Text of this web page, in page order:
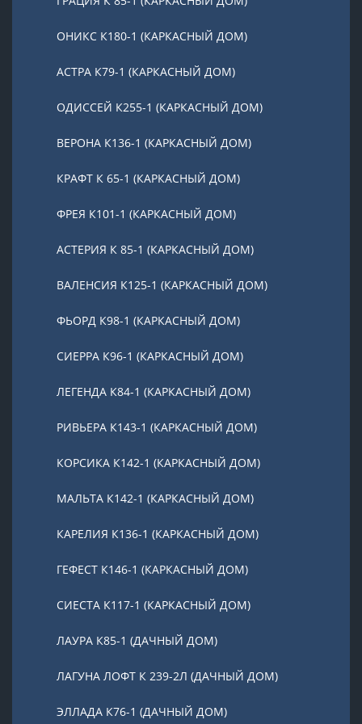
ОНИКС К180-1 (КАРКАСНЫЙ ДОМ)
АСТРА К79-1 (КАРКАСНЫЙ ДОМ)
ОДИССЕЙ К255-1 (КАРКАСНЫЙ ДОМ)
ВЕРОНА К136-1 (КАРКАСНЫЙ ДОМ)
КРАФТ К 65-1 (КАРКАСНЫЙ ДОМ)
ФРЕЯ К101-1 (КАРКАСНЫЙ ДОМ)
АСТЕРИЯ К 85-1 (КАРКАСНЫЙ ДОМ)
ВАЛЕНСИЯ К125-1 (КАРКАСНЫЙ ДОМ)
ФЬОРД К98-1 (КАРКАСНЫЙ ДОМ)
СИЕРРА К96-1 (КАРКАСНЫЙ ДОМ)
ЛЕГЕНДА К84-1 (КАРКАСНЫЙ ДОМ)
РИВЬЕРА К143-1 (КАРКАСНЫЙ ДОМ)
КОРСИКА К142-1 (КАРКАСНЫЙ ДОМ)
МАЛЬТА К142-1 (КАРКАСНЫЙ ДОМ)
КАРЕЛИЯ К136-1 (КАРКАСНЫЙ ДОМ)
ГЕФЕСТ К146-1 (КАРКАСНЫЙ ДОМ)
СИЕСТА К117-1 (КАРКАСНЫЙ ДОМ)
ЛАУРА К85-1 (ДАЧНЫЙ ДОМ)
ЛАГУНА ЛОФТ К 239-2Л (ДАЧНЫЙ ДОМ)
ЭЛЛАДА К76-1 (ДАЧНЫЙ ДОМ)